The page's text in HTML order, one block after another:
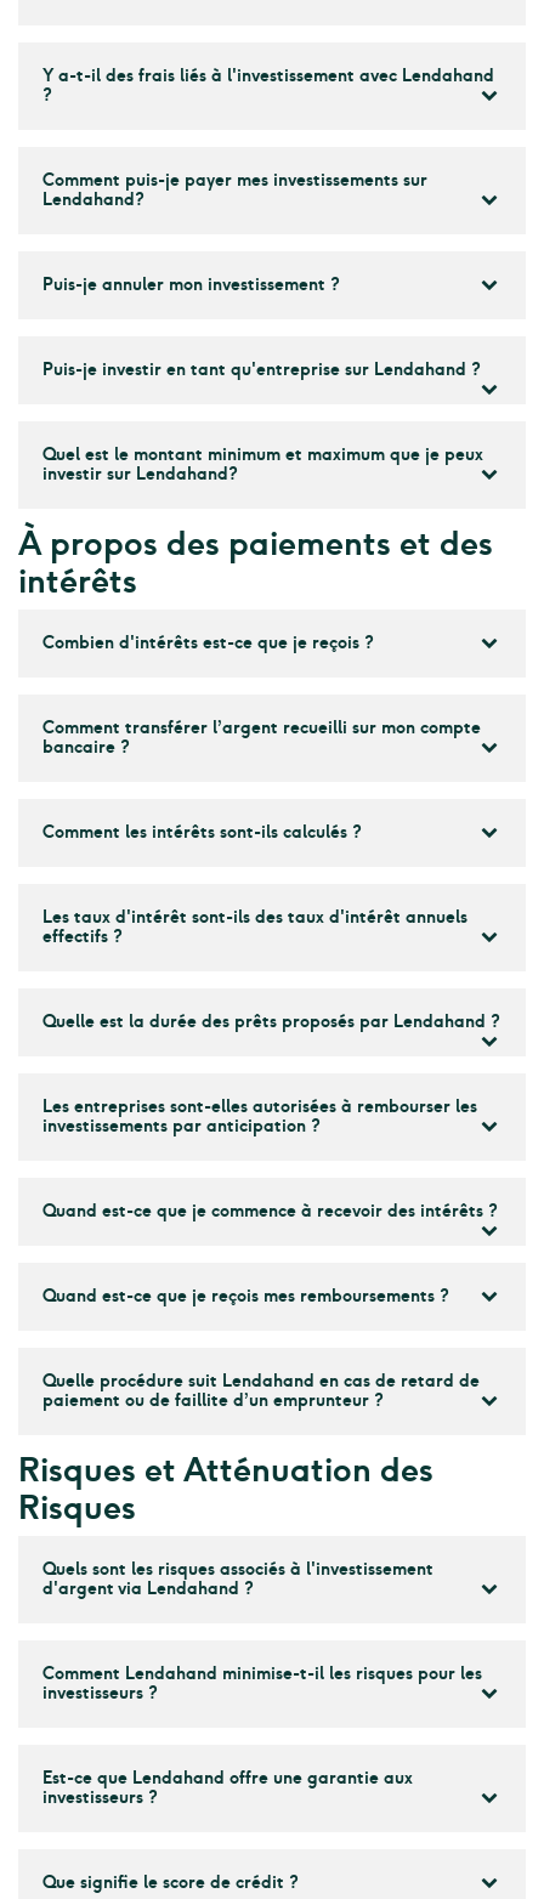
Y a-t-il des frais liés à l'investissement avec Lendahand
?
Comment puis-je payer mes investissements sur
Lendahand?
Puis-je annuler mon investissement ?
Puis-je investir en tant qu'entreprise sur Lendahand ?
Quel est le montant minimum et maximum que je peux
investir sur Lendahand?
À propos des paiements et des
intérêts
Combien d'intérêts est-ce que je reçois ?
Comment transférer l’argent recueilli sur mon compte
bancaire ?
Comment les intérêts sont-ils calculés ?
Les taux d'intérêt sont-ils des taux d'intérêt annuels
effectifs ?
Quelle est la durée des prêts proposés par Lendahand ?
Les entreprises sont-elles autorisées à rembourser les
investissements par anticipation ?
Quand est-ce que je commence à recevoir des intérêts ?
Quand est-ce que je reçois mes remboursements ?
Quelle procédure suit Lendahand en cas de retard de
paiement ou de faillite d’un emprunteur ?
Risques et Atténuation des
Risques
Quels sont les risques associés à l'investissement
d'argent via Lendahand ?
Comment Lendahand minimise-t-il les risques pour les
investisseurs ?
Est-ce que Lendahand offre une garantie aux
investisseurs ?
Que signifie le score de crédit ?